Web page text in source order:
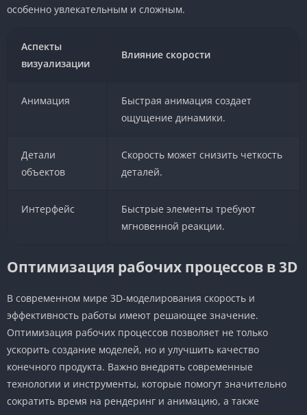
особенно увлекательным и сложным.
Аспекты
визуализации
Влияние скорости
Анимация
Быстрая анимация создает
ощущение динамики.
Детали
объектов
Скорость может снизить четкость
деталей.
Интерфейс
Быстрые элементы требуют
мгновенной реакции.
Оптимизация рабочих процессов в 3D
В современном мире 3D-моделирования скорость и
эффективность работы имеют решающее значение.
Оптимизация рабочих процессов позволяет не только
ускорить создание моделей, но и улучшить качество
конечного продукта. Важно внедрять современные
технологии и инструменты, которые помогут значительно
сократить время на рендеринг и анимацию, а также